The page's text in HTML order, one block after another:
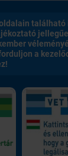
található
a